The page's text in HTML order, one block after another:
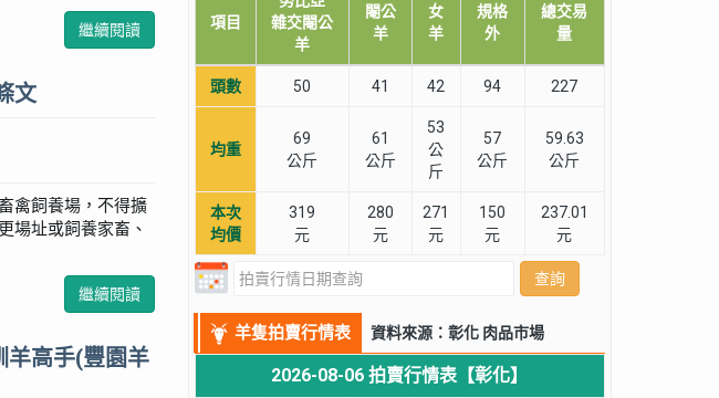
繼續閱讀
文
禽飼養場，不得擴
場址或飼養家畜、
繼續閱讀
羊高手(豐園羊
項目
雜交閹公
羊
閹公
羊
女
羊
規格
外
總交易
量
頭數 50 41 42 94 227
均重
69
公斤
61
公斤
53
公
斤
57
公斤
59.63
公斤
本次
均價
319
元
280
元
271
元
150
元
237.01
元
查詢
羊隻拍賣行情表 資料來源：彰化 肉品市場
2026-08-06 拍賣行情表【彰化】